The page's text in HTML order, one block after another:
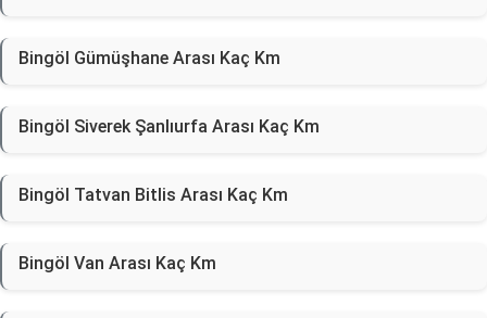
Bingöl Gümüşhane Arası Kaç Km
Bingöl Siverek Şanlıurfa Arası Kaç Km
Bingöl Tatvan Bitlis Arası Kaç Km
Bingöl Van Arası Kaç Km